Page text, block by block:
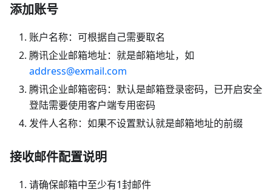
添加账号
账户名称：可根据自己需要取名
腾讯企业邮箱地址：就是邮箱地址，如
address@exmail.com
腾讯企业邮箱密码：默认是邮箱登录密码，已开启安全
登陆需要使用客户端专用密码
发件人名称：如果不设置默认就是邮箱地址的前缀
接收邮件配置说明
请确保邮箱中至少有1封邮件